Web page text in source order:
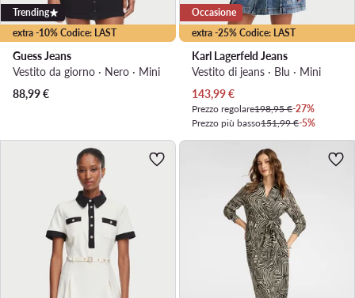
extra -10% Codice: LAST
Trending
Guess Jeans
Vestito da giorno · Nero · Mini
88,99€
extra -25% Codice: LAST
Occasione
Karl Lagerfeld Jeans
Vestito di jeans · Blu · Mini
Prezzo attuale
143,99€
Prezzo regolare198,95 €-27%
Prezzo più basso151,99 €-5%